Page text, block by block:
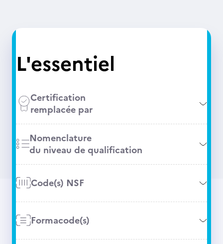
L'essentiel
Certification
remplacée par
Nomenclature
du niveau de qualification
Code(s) NSF
Formacode(s)